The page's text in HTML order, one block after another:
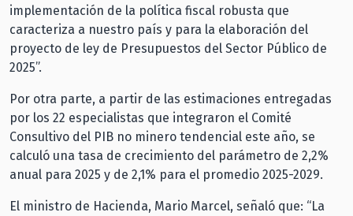
implementación de la política fiscal robusta que
caracteriza a nuestro país y para la elaboración del
proyecto de ley de Presupuestos del Sector Público de
2025”.
Por otra parte, a partir de las estimaciones entregadas
por los 22 especialistas que integraron el Comité
Consultivo del PIB no minero tendencial este año, se
calculó una tasa de crecimiento del parámetro de 2,2%
anual para 2025 y de 2,1% para el promedio 2025-2029.
El ministro de Hacienda, Mario Marcel, señaló que: “La